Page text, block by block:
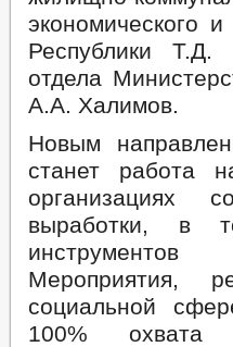
экономического
Республики Т.Д.
отдела
А.А. Халимов.
Новым
станет работа
организациях
выработки, в
Мероприятия,
социальной
100% охвата